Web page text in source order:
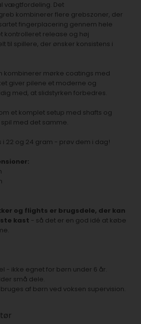
vægtfordeling. Det
kombinerer flere grebszoner, der
fingerplacering gennem hele
kontrolleret release og høj
til spillere, der ønsker konsistens i
kombinerer mørke coatings med
giver pilene et moderne og
med, at slidstyrken forbedres.
et komplet setup med shafts og
med det samme.
i 22 og 24 gram - prøv dem i dag!
og flights er brugsdele, der kan
kast - så det er en god idé at købe
- ikke egnet for børn under 6 år.
små dele.
bruges af børn ved voksen supervision.